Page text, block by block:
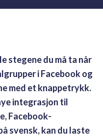
stegene du må ta når
i Facebook og
med et knappetrykk.
integrasjon til
Facebook-
svensk, kan du laste